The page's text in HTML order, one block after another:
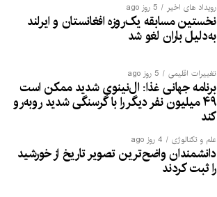
رویداد های اخیر 5 روز ago
نخستین مسابقه یک‌روزه افغانستان و ایرلند
به‌دلیل باران لغو شد
تغییرات اقلیمی 5 روز ago
برنامه جهانی غذا: ال‌نینوی شدید ممکن است
۴۹ میلیون نفر دیگر را با گرسنگی شدید روبه‌رو
کند
علم و تکنالوژی 4 روز ago
دانشمندان واضح‌ترین تصویر تاریخ از خورشید
را ثبت کردند